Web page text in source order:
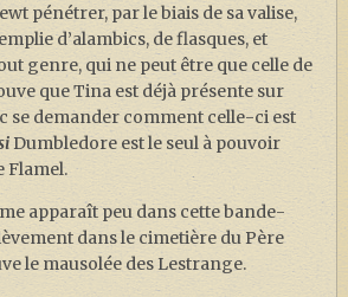
pénétrer, par le biais de sa valise,
d’alambics, de flasques, et
genre, qui ne peut être que celle de
que Tina est déjà présente sur
se demander comment celle-ci est
Dumbledore est le seul à pouvoir
Flamel.
apparaît peu dans cette bande-
dans le cimetière du Père
le mausolée des Lestrange.